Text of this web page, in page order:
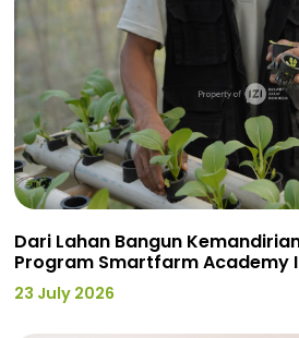
Dari Lahan Bangun
Program Smartfarm Academy
23 July 2026